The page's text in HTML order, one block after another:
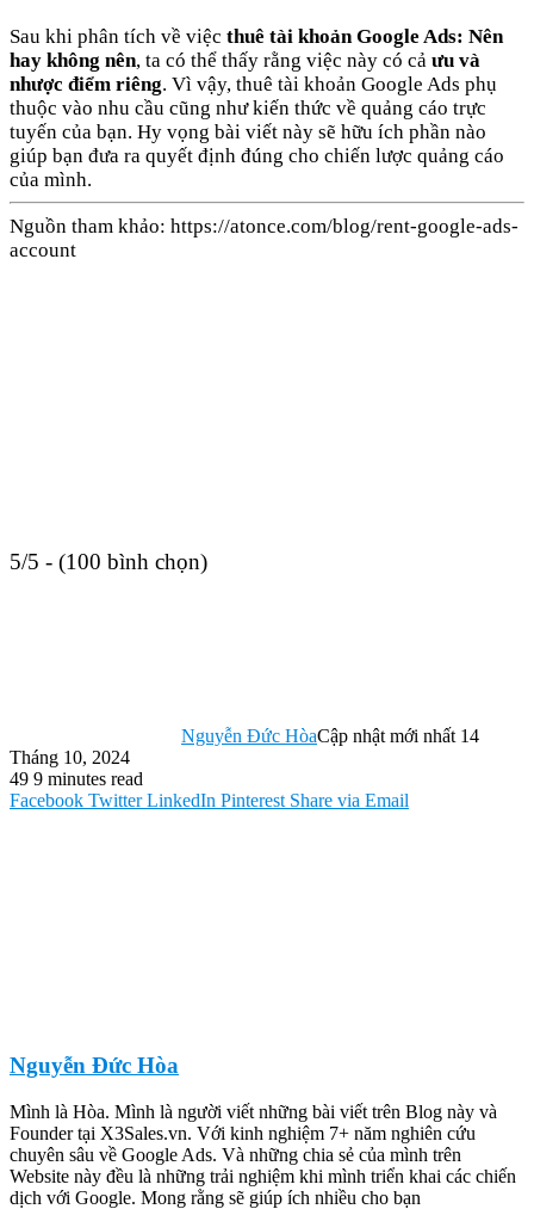
Sau khi phân tích về việc thuê tài khoản Google Ads: Nên
hay không nên, ta có thể thấy rằng việc này có cả ưu và
nhược điểm riêng. Vì vậy, thuê tài khoản Google Ads phụ
thuộc vào nhu cầu cũng như kiến thức về quảng cáo trực
tuyến của bạn. Hy vọng bài viết này sẽ hữu ích phần nào
giúp bạn đưa ra quyết định đúng cho chiến lược quảng cáo
của mình.
Nguồn tham khảo: https://atonce.com/blog/rent-google-ads-
account
5/5 - (100 bình chọn)
Nguyễn Đức HòaCập nhật mới nhất 14
Tháng 10, 2024
49 9 minutes read
Facebook Twitter LinkedIn Pinterest Share via Email
Nguyễn Đức Hòa
Mình là Hòa. Mình là người viết những bài viết trên Blog này và
Founder tại X3Sales.vn. Với kinh nghiệm 7+ năm nghiên cứu
chuyên sâu về Google Ads. Và những chia sẻ của mình trên
Website này đều là những trải nghiệm khi mình triển khai các chiến
dịch với Google. Mong rằng sẽ giúp ích nhiều cho bạn